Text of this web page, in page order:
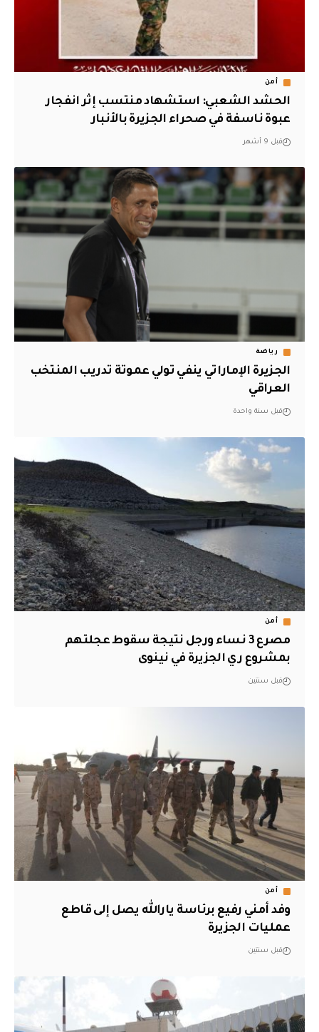
أمن
الحشد الشعبي: استشهاد منتسب إثر انفجار
عبوة ناسفة في صحراء الجزيرة بالأنبار
قبل 9 أشهر
رياضة
الجزيرة الإماراتي ينفي تولي عموتة تدريب المنتخب
العراقي
قبل سنة واحدة
أمن
مصرع 3 نساء ورجل نتيجة سقوط عجلتهم
بمشروع ري الجزيرة في نينوى
قبل سنتين
أمن
وفد أمني رفيع برئاسة يارالله يصل إلى قاطع
عمليات الجزيرة
قبل سنتين